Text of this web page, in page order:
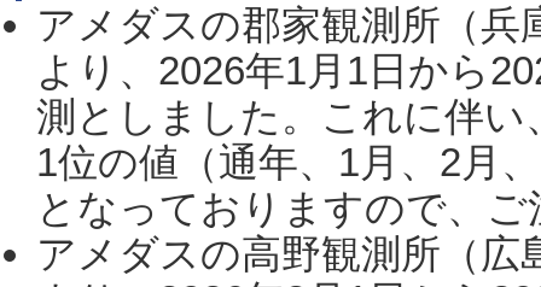
アメダスの郡家観測所（
より、2026年1月1日から
測としました。これに伴い
1位の値（通年、1月、2月
となっておりますので、
アメダスの高野観測所（